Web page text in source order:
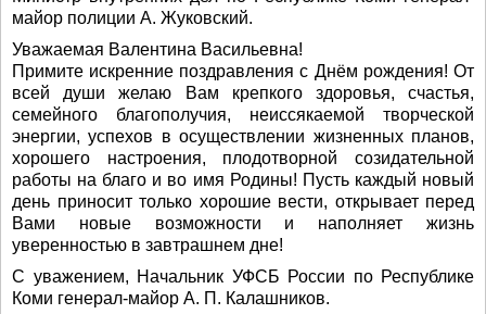
майор полиции А. Жуковский.
Уважаемая Валентина Васильевна!
Примите искренние поздравления с Днём рождения! От
всей души желаю Вам крепкого здоровья, счастья,
семейного благополучия, неиссякаемой творческой
энергии, успехов в осуществлении жизненных планов,
хорошего настроения, плодотворной созидательной
работы на благо и во имя Родины! Пусть каждый новый
день приносит только хорошие вести, открывает перед
Вами новые возможности и наполняет жизнь
уверенностью в завтрашнем дне!
С уважением, Начальник УФСБ России по Республике
Коми генерал-майор А. П. Калашников.